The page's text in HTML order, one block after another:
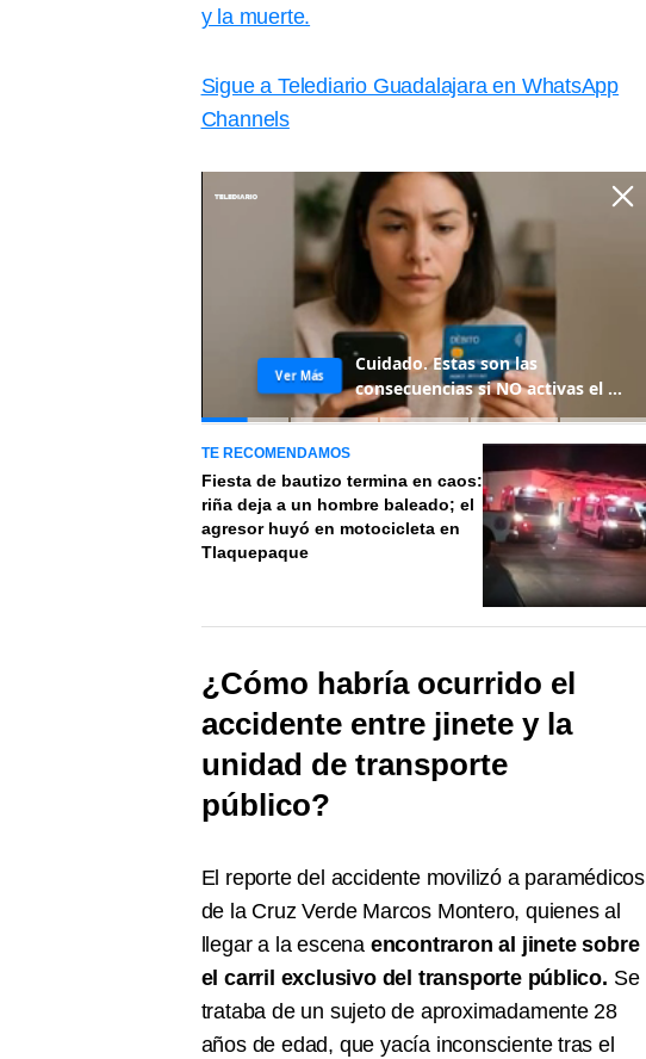
y la muerte.
Sigue a Telediario Guadalajara en WhatsApp
Channels
TE RECOMENDAMOS
Fiesta de bautizo termina en caos:
riña deja a un hombre baleado; el
agresor huyó en motocicleta en
Tlaquepaque
¿Cómo habría ocurrido el
accidente entre jinete y la
unidad de transporte
público?
El reporte del accidente movilizó a paramédicos
de la Cruz Verde Marcos Montero, quienes al
llegar a la escena encontraron al jinete sobre
el carril exclusivo del transporte público. Se
trataba de un sujeto de aproximadamente 28
años de edad, que yacía inconsciente tras el